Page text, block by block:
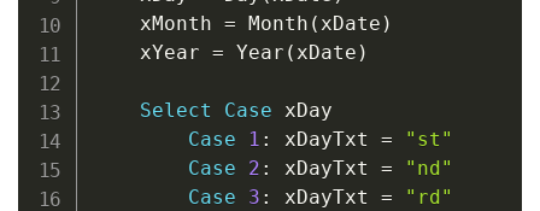
    xMonth
= Month ( xDate )
    xYear
= Year ( xDate )
Select Case xDay
Case
1 : xDayTxt =
"st"
Case
2 : xDayTxt =
"nd"
Case
3 : xDayTxt =
"rd"